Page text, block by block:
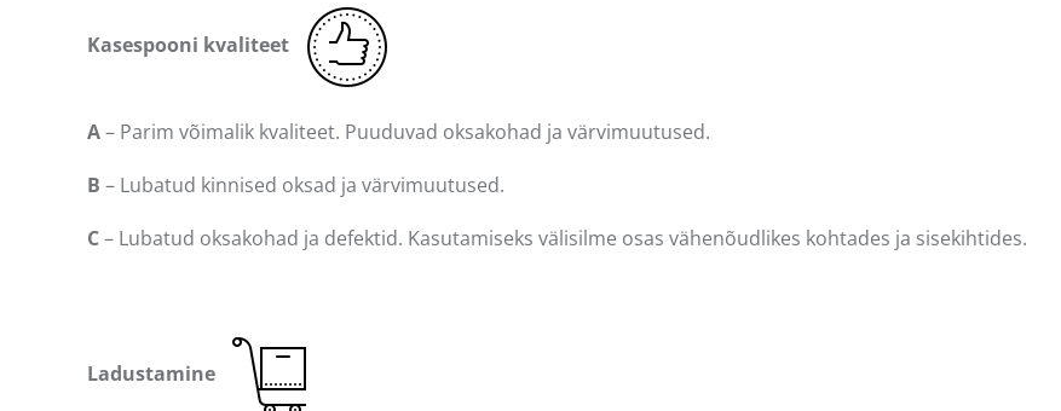
Kasespooni kvaliteet
A– Parim võimalik kvaliteet. Puuduvad oksakohad ja värvimuutused.
B – Lubatud kinnised oksad ja värvimuutused.
C– Lubatud oksakohad ja defektid. Kasutamiseks välisilme osas vähenõudlikes kohtades ja sisekihtides.
Ladustamine